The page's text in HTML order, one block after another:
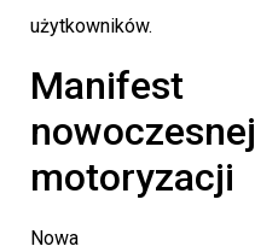
użytkowników.
Manifest
nowoczesnej
motoryzacji
Nowa